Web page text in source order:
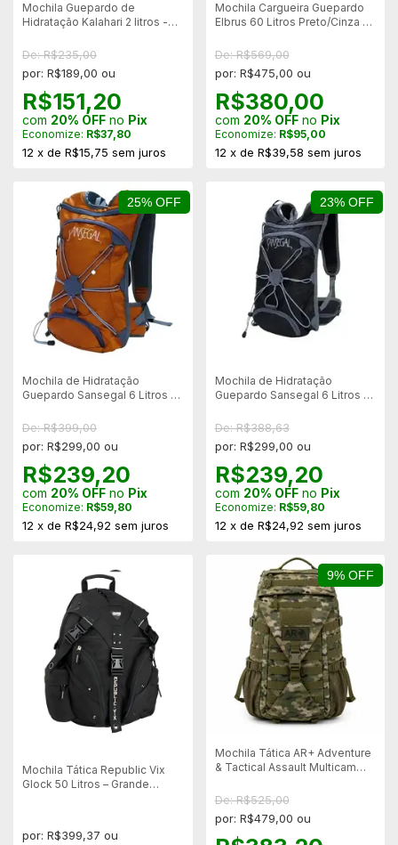
Mochila Guepardo de
Hidratação Kalahari 2 litros -
De: R$235,00
por: R$189,00 ou
R$151,20
com 20% OFF no Pix
Economize: R$37,80
12 x de R$15,75 sem juros
Mochila Cargueira Guepardo
Elbrus 60 Litros Preto/Cinza –
De: R$569,00
por: R$475,00 ou
R$380,00
com 20% OFFno Pix
Economize: R$95,00
12 x de R$39,58 sem juros
25% OFF
Mochila de Hidratação
Guepardo Sansegal 6 Litros +
LARANJA
De: R$399,00
por: R$299,00 ou
R$239,20
com 20% OFF no Pix
Economize: R$59,80
12 x de R$24,92 sem juros
23% OFF
Mochila de Hidratação
Guepardo Sansegal 6 Litros +
De: R$388,63
por: R$299,00 ou
R$239,20
com 20% OFFno Pix
Economize: R$59,80
12 x de R$24,92 sem juros
Mochila Tática Republic Vix
Glock 50 Litros – Grande
por: R$399,37 ou
9% OFF
Mochila Tática AR+ Adventure
& Tactical Assault Multicam
De: R$525,00
por: R$479,00 ou